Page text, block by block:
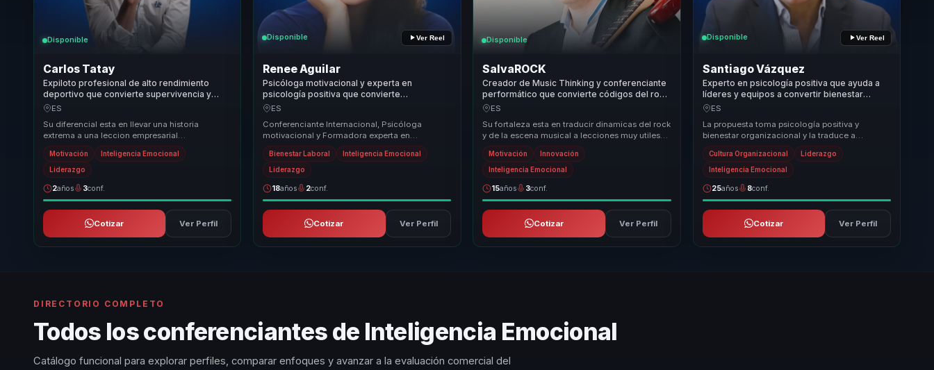
Disponible
Carlos Tatay
Expiloto profesional de alto rendimiento
deportivo que convierte supervivencia y
resiliencia en fortaleza mental para equipos.
ES
Su diferencial esta en llevar una historia
extrema a una leccion empresarial
profundamente aplicable. No se queda en
inspiracion emociona...
Motivación Inteligencia Emocional
Liderazgo
2años 3conf.
Cotizar Ver Perfil
Disponible Ver Reel
Renee Aguilar
Psicóloga motivacional y experta en
psicología positiva que convierte
autoliderazgo y fortalezas en confianza,
ES
Conferenciante Internacional, Psicóloga
motivacional y Formadora experta en
Autoliderazgo, Voluntad y Fortalezas
personales para el logro...
Bienestar Laboral Inteligencia Emocional
Liderazgo
18años 2conf.
Cotizar Ver Perfil
Disponible
SalvaROCK
Creador de Music Thinking y conferenciante
performático que convierte códigos del rock
en innovación, cohesión y energía para
ES
Su fortaleza esta en traducir dinamicas del rock
y de la escena musical a lecciones muy utiles
sobre cultura, coordinacion y actitud. Con...
Motivación Innovación
Inteligencia Emocional
15años 3conf.
Cotizar Ver Perfil
Disponible Ver Reel
Santiago Vázquez
Experto en psicología positiva que ayuda a
líderes y equipos a convertir bienestar
organizacional en productividad, foco y
ES
La propuesta toma psicología positiva y
bienestar organizacional y la traduce a
conversaciones que sí ayudan a decidir mejor.
Para lidere...
Cultura Organizacional Liderazgo
Inteligencia Emocional
25años 8conf.
Cotizar Ver Perfil
DIRECTORIO COMPLETO
Todos los conferenciantes de Inteligencia Emocional
Catálogo funcional para explorar perfiles, comparar enfoques y avanzar a la evaluación comercial del